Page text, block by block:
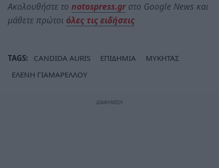
Ακολουθήστε το notospress.grστο Google News και
μάθετε πρώτοι όλες τις ειδήσεις
TAGS: CANDIDA AURIS ΕΠΙΔΗΜΙΑ
ΜΥΚΗΤΑΣ
ΕΛΕΝΗ ΓΙΑΜΑΡΕΛΛΟΥ